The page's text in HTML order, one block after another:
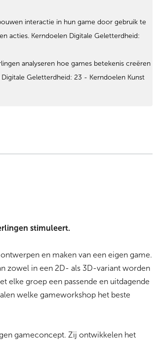
interactie in hun game door gebruik te
acties. Kerndoelen Digitale Geletterdheid:
analyseren hoe games betekenis creëren
Geletterdheid: 23 - Kerndoelen Kunst
stimuleert.
en maken van een eigen game.
zowel in een 2D- als 3D-variant worden
elke groep een passende en uitdagende
welke gameworkshop het beste
gameconcept. Zij ontwikkelen het